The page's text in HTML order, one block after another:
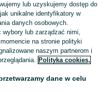
Skorzystaj z największego serwisu ogłoszeniowego - Łódź i okolice! Kupuj to, czego pragniesz i sprzedawaj to, czego już nie potrzebujesz!
lub uzyskujemy dostęp do
unikalne identyfikatory w
danych osobowych.
lub zarządzać nimi,
na stronie polityki
naszym partnerom i
Polityka cookies,
dane w celu